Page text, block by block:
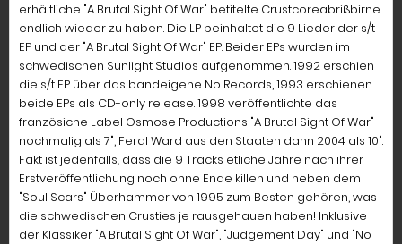
erhältliche "A Brutal Sight Of War" betitelte Crustcoreabrißbirne
endlich wieder zu haben. Die LP beinhaltet die 9 Lieder der s/t
EP und der "A Brutal Sight Of War" EP. Beider EPs wurden im
schwedischen Sunlight Studios aufgenommen. 1992 erschien
die s/t EP über das bandeigene No Records, 1993 erschienen
beide EPs als CD-only release. 1998 veröffentlichte das
französiche Label Osmose Productions "A Brutal Sight Of War"
nochmalig als 7", Feral Ward aus den Staaten dann 2004 als 10".
Fakt ist jedenfalls, dass die 9 Tracks etliche Jahre nach ihrer
Erstveröffentlichung noch ohne Ende killen und neben dem
"Soul Scars" Überhammer von 1995 zum Besten gehören, was
die schwedischen Crusties je rausgehauen haben! Inklusive
der Klassiker "A Brutal Sight Of War", "Judgement Day" und "No